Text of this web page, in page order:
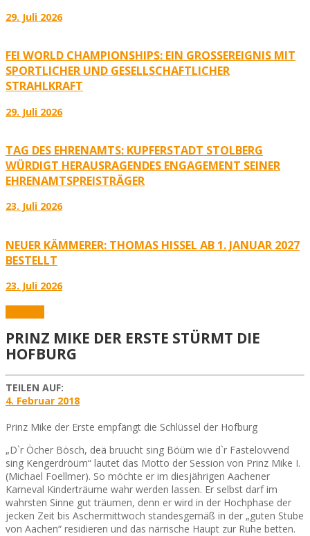
29. Juli 2026
FEI WORLD CHAMPIONSHIPS: EIN GROSSEREIGNIS MIT S
PORTLICHER UND GESELLSCHAFTLICHER S
TRAHLKRAFT
29. Juli 2026
TAG DES EHRENAMTS: KUPFERSTADT STOLBERG
WÜRDIGT HERAUSRAGENDES ENGAGEMENT SEINER
EHRENAMTSPREISTRÄGER
23. Juli 2026
NEUER KÄMMERER: THOMAS HISSEL AB 1. JANUAR 2027
BESTELLT
23. Juli 2026
PRINZ MIKE DER ERSTE STÜRMT DIE
HOFBURG
TEILEN AUF:
4. Februar 2018
Prinz Mike der Erste empfängt die Schlüssel der Hofburg
„D`r Öcher Bösch, deä bruucht sing Böüm wie d`r Fastelovvend
sing Kengerdröüm“ lautet das Motto der Session von Prinz Mike I.
(Michael Foellmer). So möchte er im diesjährigen Aachener
Karneval Kinderträume wahr werden lassen. Er selbst darf im
wahrsten Sinne gut träumen, denn er wird in der Hochphase der
jecken Zeit bis Aschermittwoch standesgemäß in der „guten Stube
von Aachen“ residieren und das närrische Haupt zur Ruhe betten.